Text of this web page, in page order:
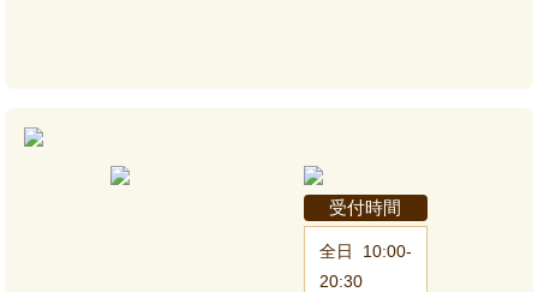
受付時間
全日
10:00-
20:30